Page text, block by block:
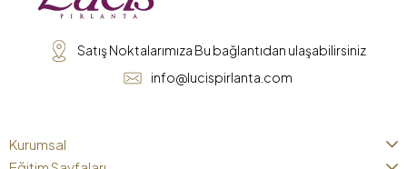
Satış Noktalarımıza Bu bağlantıdan ulaşabilirsiniz
info@lucispirlanta.com
Kurumsal